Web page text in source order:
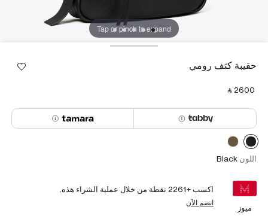
Tap or pinch to expand
حقيبة كتف رومي
‎ ⃁ ⁦2600⁩ ‎
اللون Black
ميوز
اكسب +2261 نقطة من خلال عملية الشراء هذه.
انضم الآن